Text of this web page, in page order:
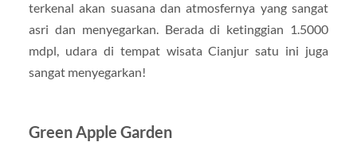
terkenal akan suasana dan atmosfernya yang sangat
asri dan menyegarkan. Berada di ketinggian 1.5000
mdpl, udara di tempat wisata Cianjur satu ini juga
sangat menyegarkan!
Green Apple Garden